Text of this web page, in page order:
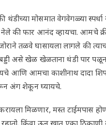
मोसमात वेगवेगळ्या स्पर्धा
की फार आनंद व्हायचा. आमचे
जोराने तळवे घासायला लागले
असे खेळ खेळताना थंडी पार
आमचा काशीनाथ दादा
अंग शेकून घ्यायचे.
मिळणार, मस्त टाईमपास
किंवा ऊन खात एका ठिकाणी